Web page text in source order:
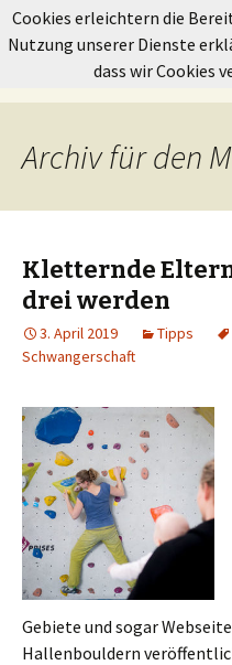
Springe
Archiv für den
Kletternde
drei werden
3. April 2019 Tipps
Schwangerschaft
Gebiete und sogar
Hallenbouldern
Cookies erleichtern die
Nutzung unserer Dienste
dass wir Cookies